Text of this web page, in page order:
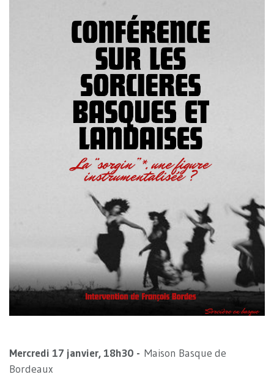
Mercredi 17 janvier, 18h30 - Maison Basque de
Bordeaux